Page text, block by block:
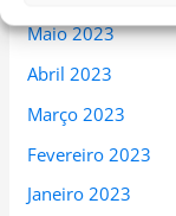
Maio 2023
Abril 2023
Março 2023
Fevereiro 2023
Janeiro 2023